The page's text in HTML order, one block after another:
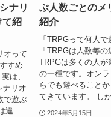
ナリ
て紹
オって
すめ
は、
ナリオ
で遊ぶ
違...
ぶ人数ごとのメ
紹介
「TRPGって何人
「TRPGは人数毎
TRPGは多くの人が
の一種です。オン
らでも遊べること
てきています。 し
2024年5月15日